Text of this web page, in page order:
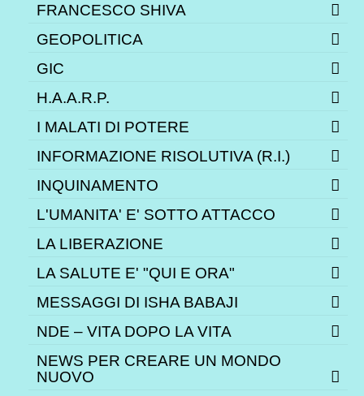
FRANCESCO SHIVA
GEOPOLITICA
GIC
H.A.A.R.P.
I MALATI DI POTERE
INFORMAZIONE RISOLUTIVA (R.I.)
INQUINAMENTO
L'UMANITA' E' SOTTO ATTACCO
LA LIBERAZIONE
LA SALUTE E' "QUI E ORA"
MESSAGGI DI ISHA BABAJI
NDE – VITA DOPO LA VITA
NEWS PER CREARE UN MONDO
NUOVO